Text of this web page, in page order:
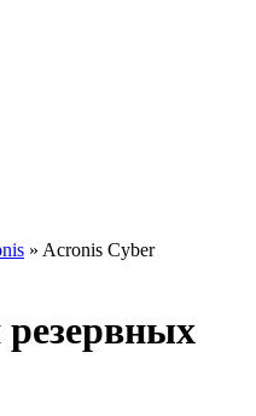
» Acronis Cyber